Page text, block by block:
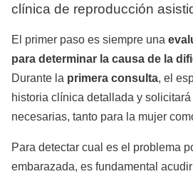
clínica de reproducción
El primer paso es siempre una
para determinar la causa de la
Durante la primera consulta, el
historia clínica detallada y
necesarias, tanto para la mujer
Para detectar cual es el problema
embarazada, es fundamental